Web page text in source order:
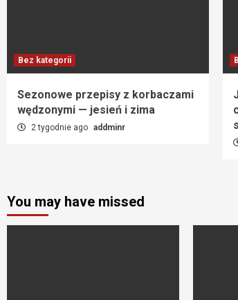
Bez kategorii
Sezonowe przepisy z korbaczami
wędzonymi — jesień i zima
2 tygodnie ago addminr
You may have missed